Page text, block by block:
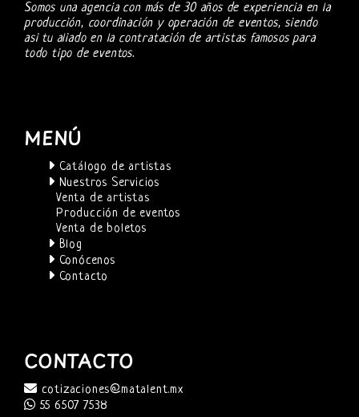
Somos una agencia con más de 30 años de experiencia en la
producción, coordinación y operación de eventos, siendo
asi tu aliado en la contratación de artistas famosos para
todo tipo de eventos.
MENÚ
Catálogo de artistas
Nuestros Servicios
Venta de artistas
Producción de eventos
Venta de boletos
Blog
Conócenos
Contacto
CONTACTO
cotizaciones@matalent.mx
55 6507 7538